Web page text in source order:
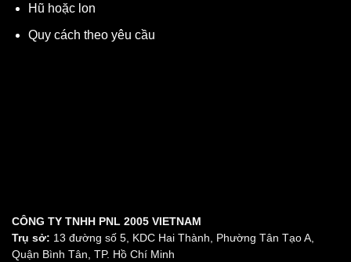
Hũ hoặc lon
Quy cách theo yêu cầu
CÔNG TY TNHH PNL 2005 VIETNAM
Trụ sở: 13 đường số 5, KDC Hai Thành, Phường Tân Tạo A,
Quận Bình Tân, TP. Hồ Chí Minh